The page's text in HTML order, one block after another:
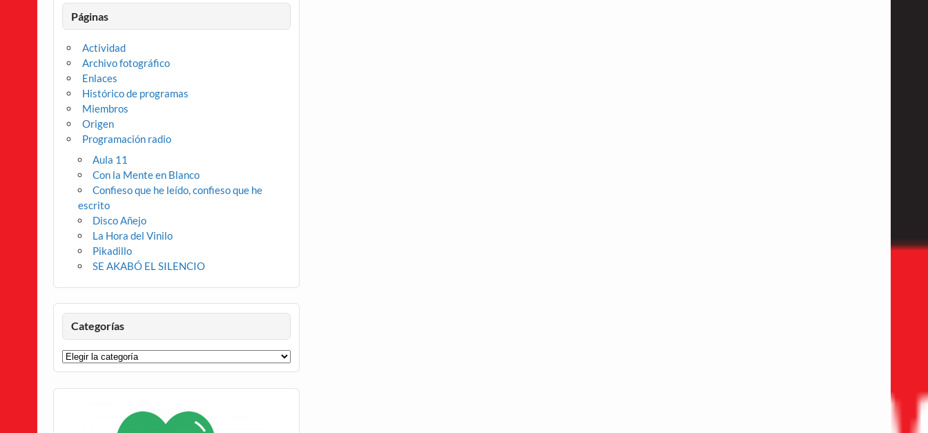
Páginas
Actividad
Archivo fotográfico
Enlaces
Histórico de programas
Miembros
Origen
Programación radio
Aula 11
Con la Mente en Blanco
Confieso que he leído, confieso que he
escrito
Disco Añejo
La Hora del Vinilo
Pikadillo
SE AKABÓ EL SILENCIO
Categorías
Categorías